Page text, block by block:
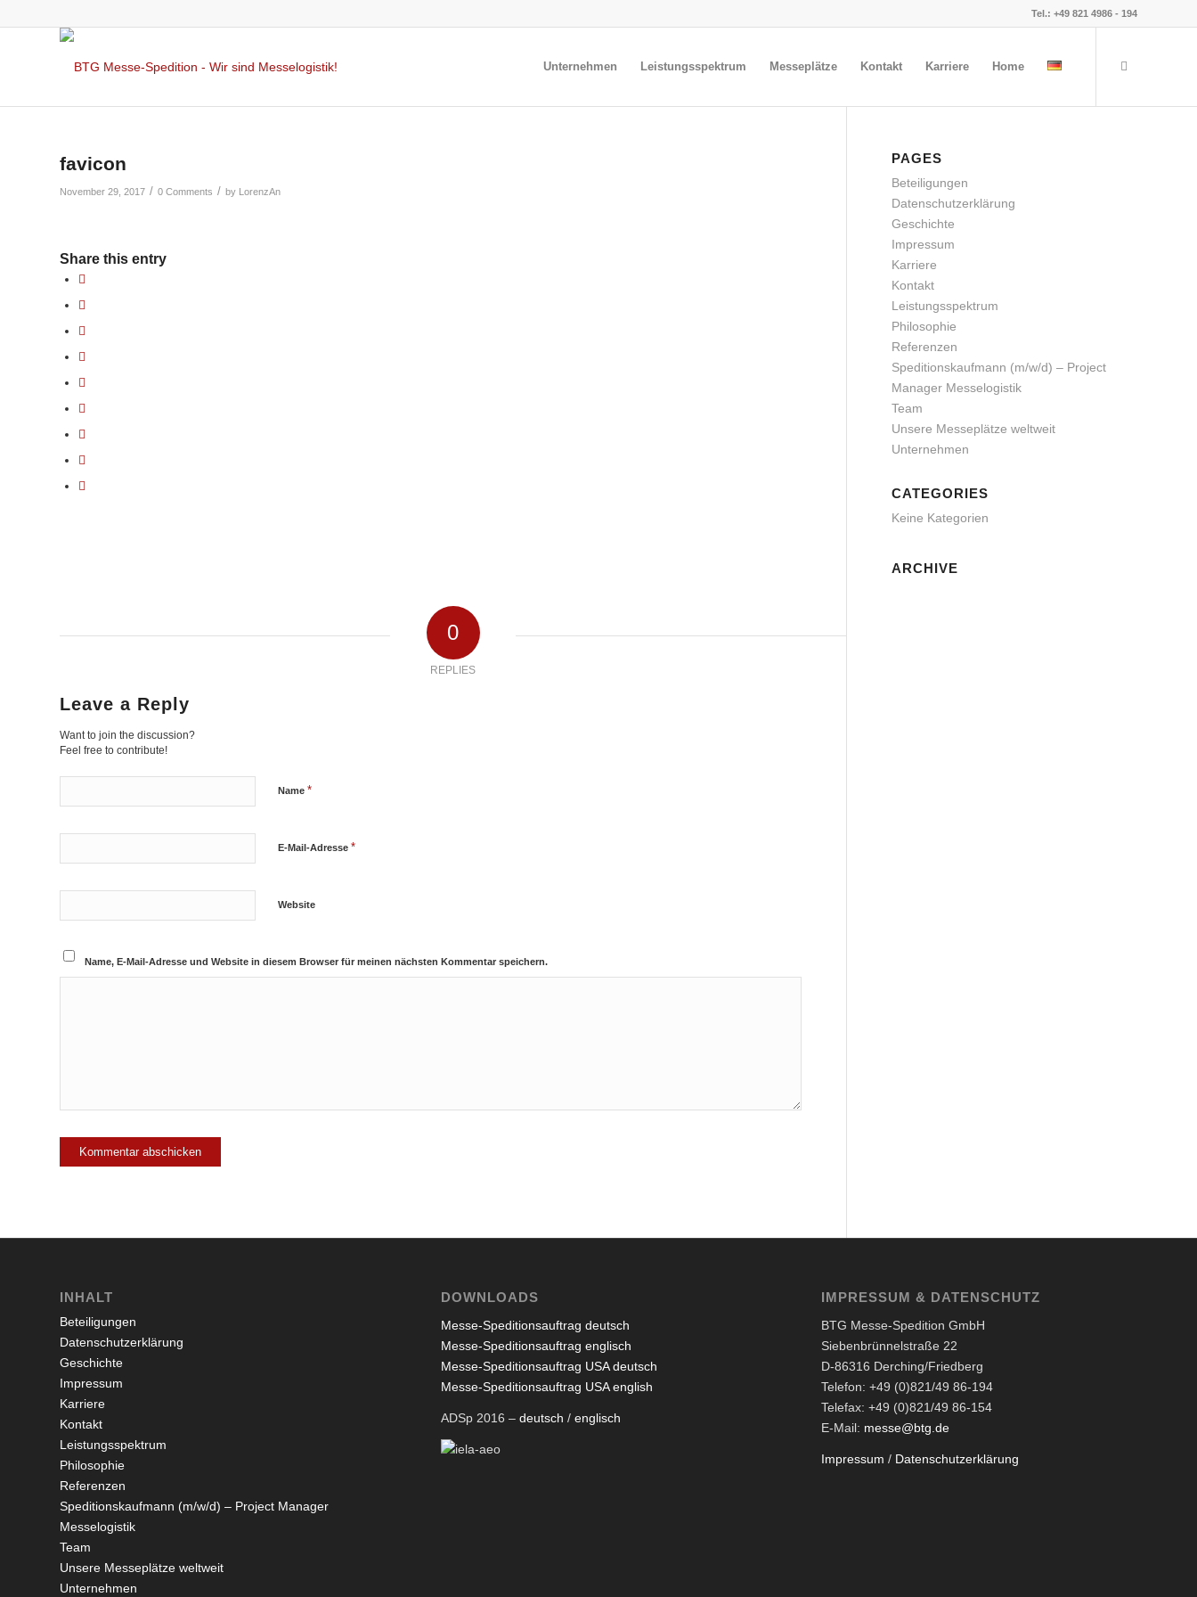
Tel.: +49 821 4986 - 194
Unternehmen Leistungsspektrum Messeplätze Kontakt Karriere Home
favicon
November 29, 2017 / 0 Comments / by LorenzAn
Share this entry
0
REPLIES
Leave a Reply
Want to join the discussion?
Feel free to contribute!
Name *
E-Mail-Adresse *
Website
Name, E-Mail-Adresse und Website in diesem Browser für meinen nächsten Kommentar speichern.
PAGES
Beteiligungen
Datenschutzerklärung
Geschichte
Impressum
Karriere
Kontakt
Leistungsspektrum
Philosophie
Referenzen
Speditionskaufmann (m/w/d) – Project
Manager Messelogistik
Team
Unsere Messeplätze weltweit
Unternehmen
CATEGORIES
Keine Kategorien
ARCHIVE
INHALT
Beteiligungen
Datenschutzerklärung
Geschichte
Impressum
Karriere
Kontakt
Leistungsspektrum
Philosophie
Referenzen
Speditionskaufmann (m/w/d) – Project Manager
Messelogistik
Team
Unsere Messeplätze weltweit
Unternehmen
DOWNLOADS
Messe-Speditionsauftrag deutsch
Messe-Speditionsauftrag englisch
Messe-Speditionsauftrag USA deutsch
Messe-Speditionsauftrag USA english
ADSp 2016 – deutsch / englisch
IMPRESSUM & DATENSCHUTZ
BTG Messe-Spedition GmbH
Siebenbrünnelstraße 22
D-86316 Derching/Friedberg
Telefon: +49 (0)821/49 86-194
Telefax: +49 (0)821/49 86-154
E-Mail: messe@btg.de
Impressum / Datenschutzerklärung